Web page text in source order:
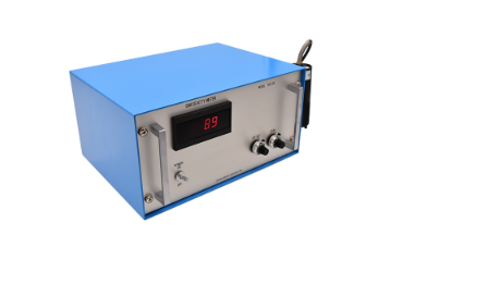
Produtos
Vídeos
Quem Somos